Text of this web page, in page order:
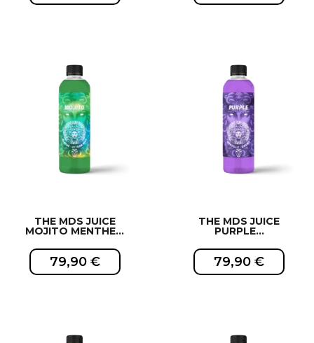
EXCLUSIVITÉ WEB ! EXCLUSIVITÉ WEB !
THE MDS JUICE
MOJITO MENTHE...
79,90 €
THE MDS JUICE
PURPLE...
79,90 €